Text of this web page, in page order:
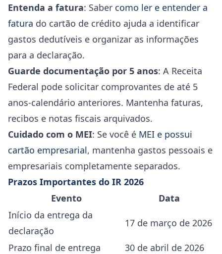
Entenda a fatura: Saber como ler e entender a
fatura do cartão de crédito ajuda a identificar
gastos dedutíveis e organizar as informações
para a declaração.
Guarde documentação por 5 anos: A Receita
Federal pode solicitar comprovantes de até 5
anos-calendário anteriores. Mantenha faturas,
recibos e notas fiscais arquivados.
Cuidado com o MEI: Se você é MEI e possui
cartão empresarial, mantenha gastos pessoais e
empresariais completamente separados.
Prazos Importantes do IR 2026
Evento
Data
Início da entrega da
declaração
17 de março de 2026
Prazo final de entrega
30 de abril de 2026